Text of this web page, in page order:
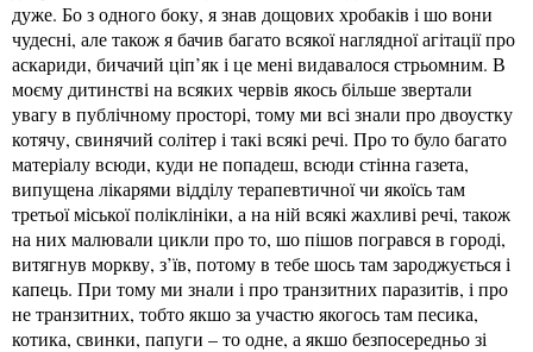
дуже. Бо з одного боку, я знав дощових хробаків і шо вони
чудесні, але також я бачив багато всякої наглядної агітації про
аскариди, бичачий ціп’як і це мені видавалося стрьомним. В
моєму дитинстві на всяких червів якось більше звертали
увагу в публічному просторі, тому ми всі знали про двоустку
котячу, свинячий солітер і такі всякі речі. Про то було багато
матеріалу всюди, куди не попадеш, всюди стінна газета,
випущена лікарями відділу терапевтичної чи якоїсь там
третьої міської поліклініки, а на ній всякі жахливі речі, також
на них малювали цикли про то, шо пішов погрався в городі,
витягнув моркву, з’їв, потому в тебе шось там зароджується і
капець. При тому ми знали і про транзитних паразитів, і про
не транзитних, тобто якшо за участю якогось там песика,
котика, свинки, папуги – то одне, а якшо безпосередньо зі